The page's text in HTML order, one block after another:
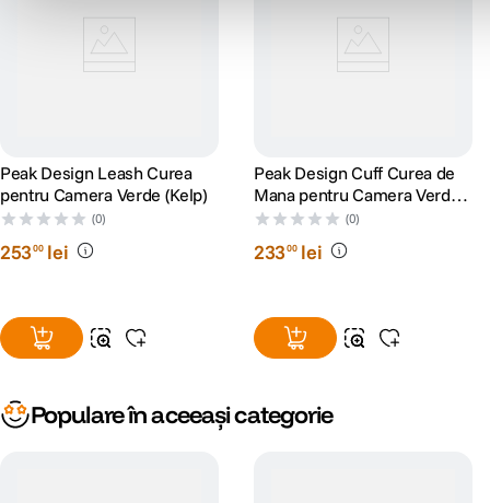
aerului, reducand transpiratia in conditii calde
Divizoarele au suprafete pliabile pentru amortizare si fixare fata de
deschiderile laterale
Peak Design Leash Curea
pentru Camera Verde (Kelp)
(0)
25300 lei
Peak Design Cuff Curea de
Mana pentru Camera Verde
(Kelp)
(0)
23300 lei
Populare în aceeași categorie